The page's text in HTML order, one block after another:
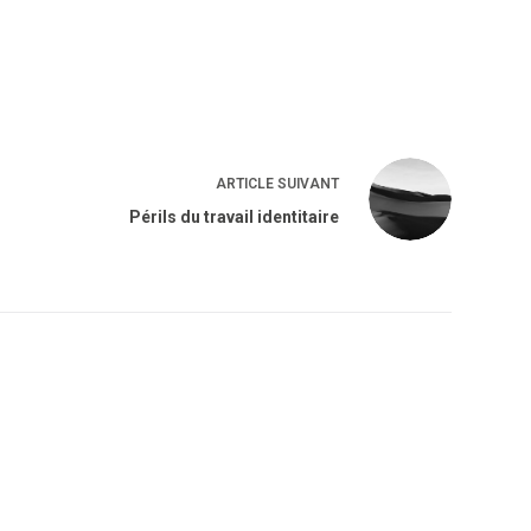
ARTICLESUIVANT
Périls du travail identitaire